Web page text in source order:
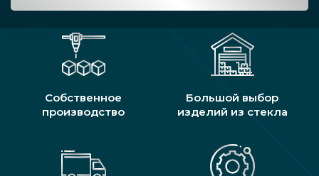
Собственное
производство
Большой выбор
изделий из стекла